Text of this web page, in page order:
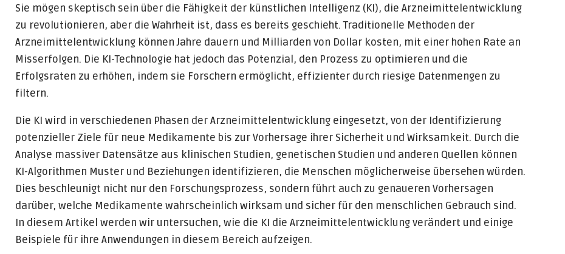
Sie mögen skeptisch sein über die Fähigkeit der künstlichen Intelligenz (KI), die Arzneimittelentwicklung
zu revolutionieren, aber die Wahrheit ist, dass es bereits geschieht. Traditionelle Methoden der
Arzneimittelentwicklung können Jahre dauern und Milliarden von Dollar kosten, mit einer hohen Rate an
Misserfolgen. Die KI-Technologie hat jedoch das Potenzial, den Prozess zu optimieren und die
Erfolgsraten zu erhöhen, indem sie Forschern ermöglicht, effizienter durch riesige Datenmengen zu
filtern.
Die KI wird in verschiedenen Phasen der Arzneimittelentwicklung eingesetzt, von der Identifizierung
potenzieller Ziele für neue Medikamente bis zur Vorhersage ihrer Sicherheit und Wirksamkeit. Durch die
Analyse massiver Datensätze aus klinischen Studien, genetischen Studien und anderen Quellen können
KI-Algorithmen Muster und Beziehungen identifizieren, die Menschen möglicherweise übersehen würden.
Dies beschleunigt nicht nur den Forschungsprozess, sondern führt auch zu genaueren Vorhersagen
darüber, welche Medikamente wahrscheinlich wirksam und sicher für den menschlichen Gebrauch sind.
In diesem Artikel werden wir untersuchen, wie die KI die Arzneimittelentwicklung verändert und einige
Beispiele für ihre Anwendungen in diesem Bereich aufzeigen.